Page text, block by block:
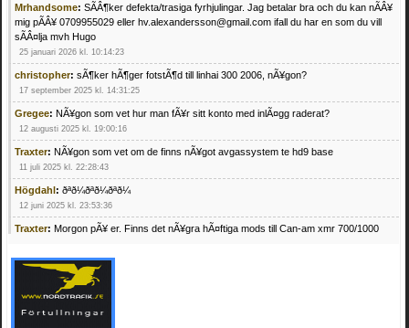
Mrhandsome: SÃÂ¶ker defekta/trasiga fyrhjulingar. Jag betalar bra och du kan nÃÂ¥
mig pÃÂ¥ 0709955029 eller hv.alexandersson@gmail.com ifall du har en som du vill
sÃÂ¤lja mvh Hugo
25 januari 2026 kl. 10:14:23
christopher: sÃ¶ker hÃ¶ger fotstÃ¶d till linhai 300 2006, nÃ¥gon?
17 september 2025 kl. 14:31:25
Gregee: NÃ¥gon som vet hur man fÃ¥r sitt konto med inlÃ¤gg raderat?
12 augusti 2025 kl. 19:00:16
Traxter: NÃ¥gon som vet om de finns nÃ¥got avgassystem te hd9 base
11 juli 2025 kl. 22:28:43
Högdahl: ðªð¼ðªð¼ðªð¼
12 juni 2025 kl. 23:53:36
Traxter: Morgon pÃ¥ er. Finns det nÃ¥gra hÃ¤ftiga mods till Can-am xmr 700/1000
Mrhandsome:SÃ¶ker defekta/trasiga fyrhjulingar. Jag betalar bra och du kan nÃ¥ mig
pÃ¥ 0709955029 eller hv.alexandersson@gmail.com ifall du har en som du vill sÃ¤lja
mvh Hugo
21 februari 2025 kl. 09:25:52